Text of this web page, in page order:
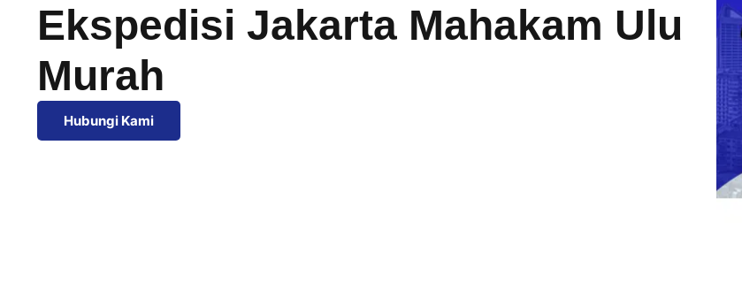
Ekspedisi Jakarta Mahakam Ulu
Murah
Hubungi Kami